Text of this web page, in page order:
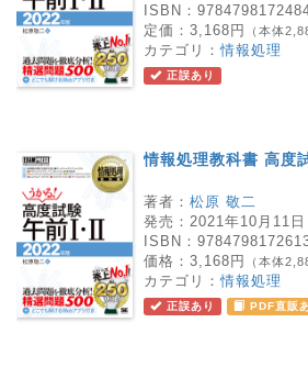
ISBN：
定価： 3,168円 （本体
カテゴリ：情報処理
正誤あり
情報処理教科書 高度
著者： 松原 敬二
発売： 2021年10月11日
ISBN：
価格： 3,168円 （本体
カテゴリ：情報処理
正誤あり PDF直販